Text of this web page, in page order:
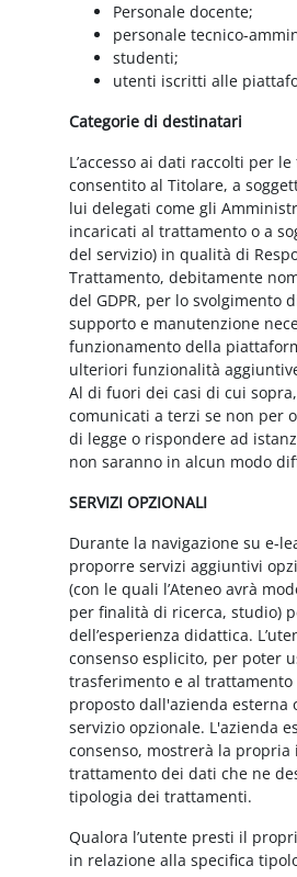
Personale docente;
personale tecnico-
studenti;
utenti iscritti alle
Categorie di destinatari
L’accesso ai dati raccolti per
consentito al Titolare, a
lui delegati come gli
incaricati al trattamento o a
del servizio) in qualità di
Trattamento, debitamente
del GDPR, per lo svolgimento
supporto e manutenzione
funzionamento della
ulteriori funzionalità
Al di fuori dei casi di cui
comunicati a terzi se non per
di legge o rispondere ad
non saranno in alcun modo
SERVIZI OPZIONALI
Durante la navigazione su e-
proporre servizi aggiuntivi
(con le quali l’Ateneo avrà
per finalità di ricerca, studio)
dell’esperienza didattica.
consenso esplicito, per poter
trasferimento e al
proposto dall'azienda esterna
servizio opzionale. L'azienda
consenso, mostrerà la
trattamento dei dati che ne
tipologia dei trattamenti.
Qualora l’utente presti il
in relazione alla specifica